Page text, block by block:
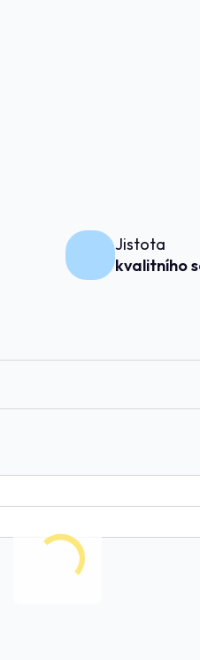
Jistota
kvalitního